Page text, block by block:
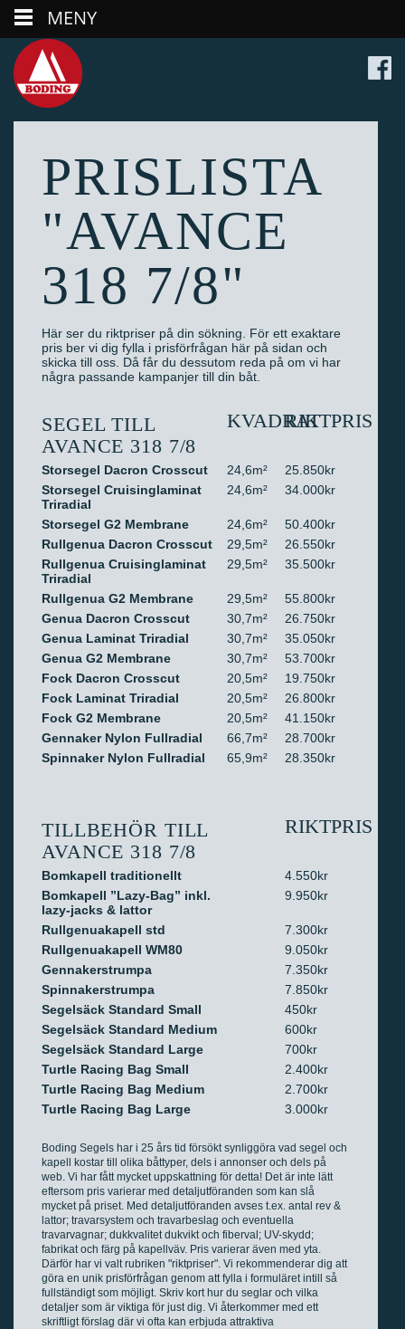
PRISLISTA
"AVANCE
318 7/8"
Här ser du riktpriser på din sökning. För ett exaktare
pris ber vi dig fylla i prisförfrågan här på sidan och
skicka till oss. Då får du dessutom reda på om vi har
några passande kampanjer till din båt.
SEGEL TILL
AVANCE 318 7/8
KVADRATRIKTPRIS
Storsegel Dacron Crosscut 24,6m²
25.850kr
Storsegel Cruisinglaminat
Triradial
24,6m² 34.000kr
Storsegel G2 Membrane 24,6m²
50.400kr
Rullgenua Dacron Crosscut
29,5m²
26.550kr
Rullgenua Cruisinglaminat
Triradial
29,5m² 35.500kr
Rullgenua G2 Membrane 29,5m²
55.800kr
Genua Dacron Crosscut
30,7m²
26.750kr
Genua Laminat Triradial
30,7m²
35.050kr
Genua G2 Membrane
30,7m²
53.700kr
Fock Dacron Crosscut
20,5m²
19.750kr
Fock Laminat Triradial
20,5m²
26.800kr
Fock G2 Membrane
20,5m²
41.150kr
Gennaker Nylon Fullradial
66,7m²
28.700kr
Spinnaker Nylon Fullradial
65,9m² 28.350kr
TILLBEHÖR TILL
AVANCE 318 7/8
RIKTPRIS
Bomkapell traditionellt
4.550kr
Bomkapell ”Lazy-Bag” inkl.
lazy-jacks & lattor
9.950kr
Rullgenuakapell std
7.300kr
Rullgenuakapell WM80
9.050kr
Gennakerstrumpa
7.350kr
Spinnakerstrumpa
7.850kr
Segelsäck Standard Small
450kr
Segelsäck Standard Medium
600kr
Segelsäck Standard Large
700kr
Turtle Racing Bag Small
2.400kr
Turtle Racing Bag Medium
2.700kr
Turtle Racing Bag Large
3.000kr
Boding Segels har i 25 års tid försökt synliggöra vad segel och
kapell kostar till olika båttyper, dels i annonser och dels på
web. Vi har fått mycket uppskattning för detta! Det är inte lätt
eftersom pris varierar med detaljutföranden som kan slå
mycket på priset. Med detaljutföranden avses t.ex. antal rev &
lattor; travarsystem och travarbeslag och eventuella
travarvagnar; dukkvalitet dukvikt och fiberval; UV-skydd;
fabrikat och färg på kapellväv. Pris varierar även med yta.
Därför har vi valt rubriken "riktpriser". Vi rekommenderar dig att
göra en unik prisförfrågan genom att fylla i formuläret intill så
fullständigt som möjligt. Skriv kort hur du seglar och vilka
detaljer som är viktiga för just dig. Vi återkommer med ett
skriftligt förslag där vi ofta kan erbjuda attraktiva
MENY